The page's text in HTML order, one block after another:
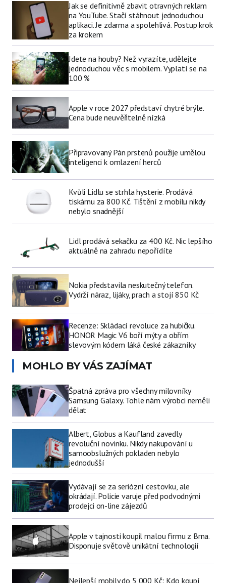
Jak se definitivně zbavit otravných reklam
na YouTube. Stačí stáhnout jednoduchou
aplikaci. Je zdarma a spolehlivá. Postup krok
za krokem
Jdete na houby? Než vyrazíte, udělejte
jednoduchou věc s mobilem. Vyplatí se na
100 %
Apple v roce 2027 představí chytré brýle.
Cena bude neuvěřitelně nízká
Připravovaný Pán prstenů použije umělou
inteligenci k omlazení herců
Kvůli Lidlu se strhla hysterie. Prodává
tiskárnu za 800 Kč. Tištění z mobilu nikdy
nebylo snadnější
Lidl prodává sekačku za 400 Kč. Nic lepšího
aktuálně na zahradu nepořídíte
Nokia představila neskutečný telefon.
Vydrží náraz, lijáky, prach a stojí 850 Kč
Recenze: Skládací revoluce za hubičku.
HONOR Magic V6 boří mýty a obřím
slevovým kódem láká české zákazníky
MOHLO BY VÁS ZAJÍMAT
Špatná zpráva pro všechny milovníky
Samsung Galaxy. Tohle nám výrobci neměli
dělat
Albert, Globus a Kaufland zavedly
revoluční novinku. Nikdy nakupování u
samoobslužných pokladen nebylo
jednodušší
Vydávají se za seriózní cestovku, ale
okrádají. Policie varuje před podvodnými
prodejci on-line zájezdů
Apple v tajnosti koupil malou firmu z Brna.
Disponuje světově unikátní technologií
Nejlepší mobily do 5 000 Kč: Kdo koupí